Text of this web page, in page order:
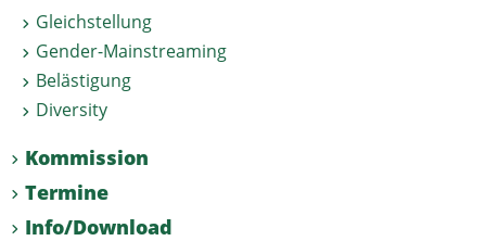
Gleichstellung
Gender-Mainstreaming
Belästigung
Diversity
Kommission
Termine
Info/Download